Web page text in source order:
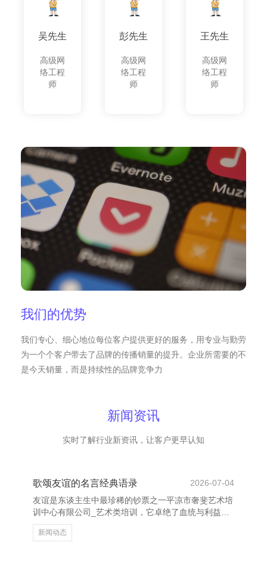
吴先生
高级网
络工程
师
彭先生
高级网
络工程
师
王先生
高级网
络工程
师
我们的优势
我们专心、细心地位每位客户提供更好的服务，用专业与勤劳
为一个个客户带去了品牌的传播销量的提升。企业所需要的不
是今天销量，而是持续性的品牌竞争力
新闻资讯
实时了解行业新资讯，让客户更早认知
歌颂友谊的名言经典语录
2026-07-04
友谊是东谈主生中最珍稀的钞票之一平凉市奢斐艺术培
训中心有限公司_艺术类培训，它卓绝了血统与利益，
是一种隧谈而深厚的情愫。自古以来，好多伟大的念念
想家和文体家齐曾用精良的说话来传诵友谊。 古罗马
新闻动态